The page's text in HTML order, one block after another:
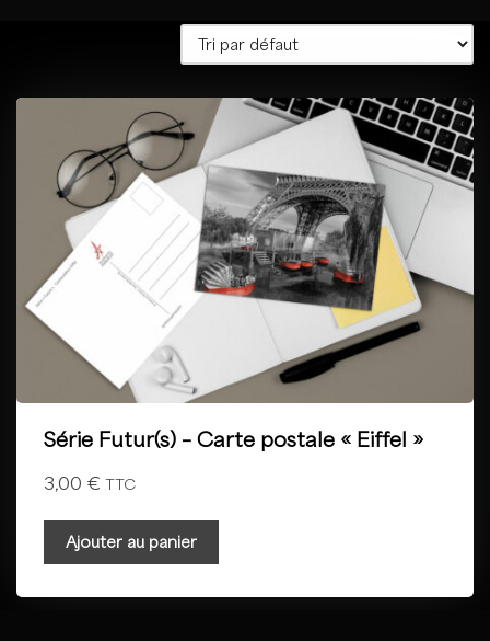
Série Futur(s) – Carte postale « Eiffel »
3,00 € TTC
Ajouter au panier